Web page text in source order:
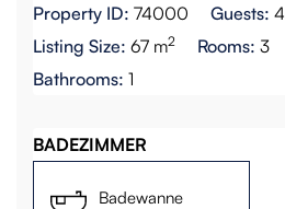
Guests:4
Listing Size: 67 m2 Rooms: 3
Bathrooms: 1
Property ID: 74000
BADEZIMMER
Badewanne